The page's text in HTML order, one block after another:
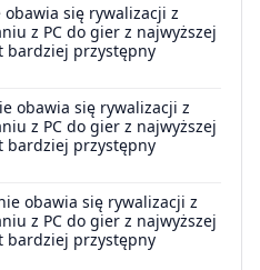
obawia się rywalizacji z
z PC do gier z najwyższej
bardziej przystępny
obawia się rywalizacji z
z PC do gier z najwyższej
bardziej przystępny
obawia się rywalizacji z
z PC do gier z najwyższej
bardziej przystępny